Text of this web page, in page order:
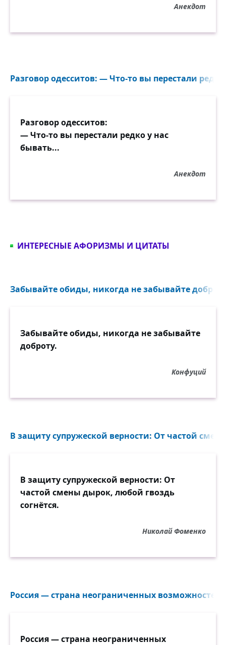
Анекдот
Разговор одесситов: — Что-то вы перестали
Разговор одесситов:
— Что-то вы перестали редко у нас
бывать...
Анекдот
ИНТЕРЕСНЫЕ АФОРИЗМЫ И ЦИТАТЫ
Забывайте обиды, никогда не забывайте
Забывайте обиды, никогда не забывайте
доброту.
Конфуций
В защиту супружеской верности: От частой
В защиту супружеской верности: От
частой смены дырок, любой гвоздь
согнётся.
Николай Фоменко
Россия — страна неограниченных
Россия — страна неограниченных